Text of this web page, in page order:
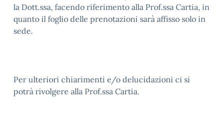
la Dott.ssa, facendo riferimento alla Prof.ssa Cartia, in
quanto il foglio delle prenotazioni sarà affisso solo in
sede.
Per ulteriori chiarimenti e/o delucidazioni ci si
potrà rivolgere alla Prof.ssa Cartia.